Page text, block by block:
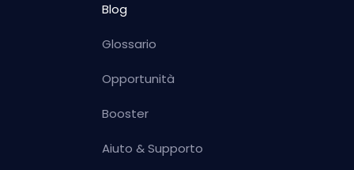
Blog
Glossario
Opportunità
Booster
Aiuto & Supporto